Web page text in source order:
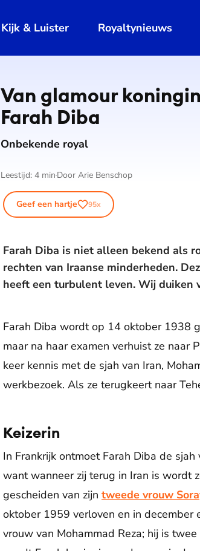
Kijk & Luister Royaltynieuws
Van glamour
Farah Diba
Onbekende royal
Leestijd: 4 min Door Arie Benschop
Geef een hartje 95x
Farah Diba is niet alleen bekend als
rechten van Iraanse minderheden.
heeft een turbulent leven. Wij duiken
Farah Diba wordt op 14 oktober 1938
maar na haar examen verhuist ze naar
keer kennis met de sjah van Iran,
werkbezoek. Als ze terugkeert naar
Keizerin
In Frankrijk ontmoet Farah Diba de
want wanneer zij terug in Iran is wordt
gescheiden van zijn tweede vrouw
oktober 1959 verloven en in december
vrouw van Mohammad Reza; hij is